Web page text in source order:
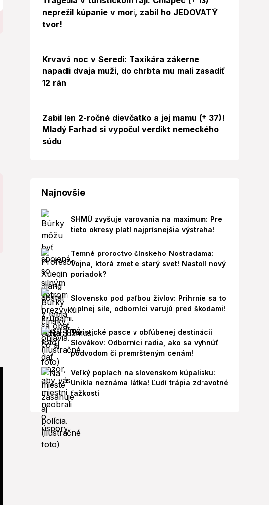
neprežil kúpanie v mori, zabil ho JEDOVATÝ
tvor!
Krvavá noc v Seredi: Taxikára zákerne
napadli dvaja muži, do chrbta mu mali zasadiť
12 rán
Zabil len 2-ročné dievčatko a jej mamu († 37)!
Mladý Farhad si vypočul verdikt nemeckého
súdu
Najnovšie
SHMÚ zvyšuje varovania na maximum: Pre
tieto okresy platí najprísnejšia výstraha!
Temné proroctvo čínskeho Nostradama:
Vojna, ktorá zmetie starý svet! Nastolí nový
poriadok?
Slovensko pod paľbou živlov: Prihrnie sa to
v plnej sile, odborníci varujú pred škodami!
Turistické pasce v obľúbenej destinácii
Slovákov: Odborníci radia, ako sa vyhnúť
podvodom či premršteným cenám!
Veľký poplach na slovenskom kúpalisku:
Unikla neznáma látka! Ľudí trápia zdravotné
ťažkosti